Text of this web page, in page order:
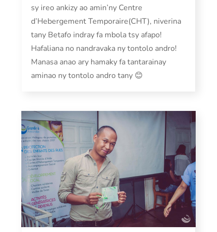
sy ireo ankizy ao amin’ny Centre
d’Hebergement Temporaire(CHT), niverina
tany Betafo indray fa mbola tsy afapo!
Hafaliana no nandravaka ny tontolo andro!
Manasa anao ary hamaky fa tantarainay
aminao ny tontolo andro tany 😊